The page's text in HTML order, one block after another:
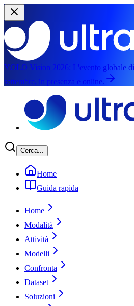
YOLO Vision 2026: L'evento globale
settembre, in presenza e online.
Cerca...
Home
Guida rapida
Home
Modalità
Attività
Modelli
Confronta
Dataset
Soluzioni